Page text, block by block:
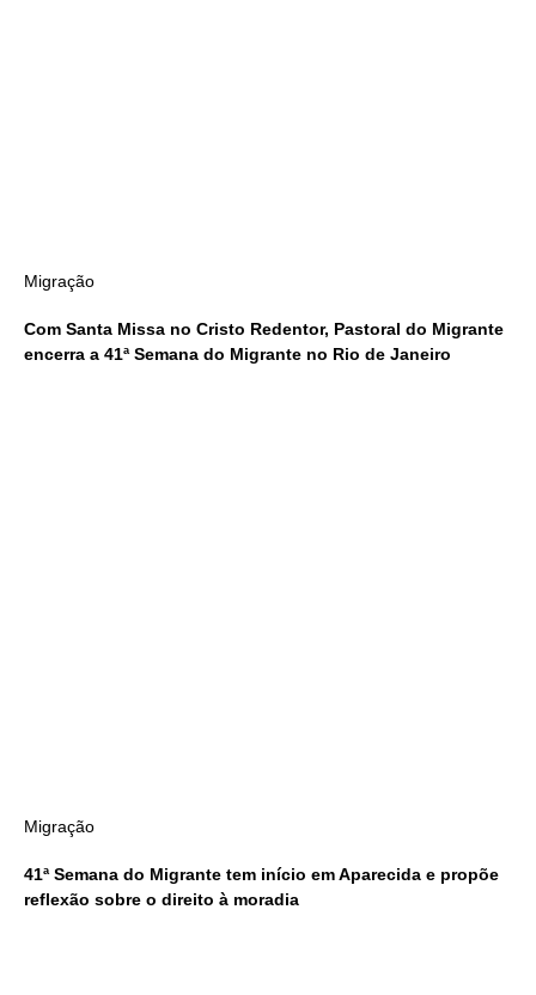
Migração
Com Santa Missa no Cristo Redentor, Pastoral do Migrante
encerra a 41ª Semana do Migrante no Rio de Janeiro
Migração
41ª Semana do Migrante tem início em Aparecida e propõe
reflexão sobre o direito à moradia